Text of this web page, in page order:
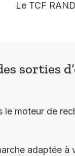
Le TCF
sorties
le moteur de
adaptée